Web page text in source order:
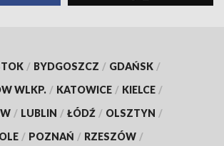
/ BYDGOSZCZ / GDAŃSK /
WLKP. / KATOWICE / KIELCE /
/ LUBLIN / ŁÓDŹ / OLSZTYN /
/ POZNAŃ / RZESZÓW /